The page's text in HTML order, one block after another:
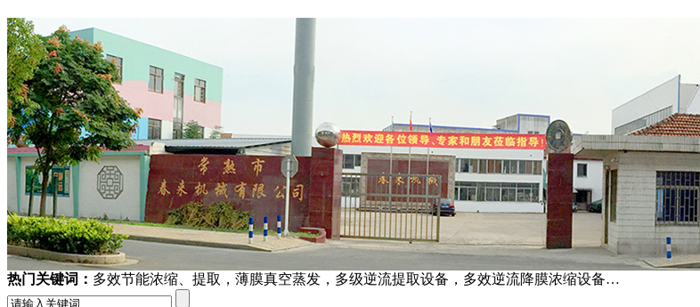
热门关键词： 多效节能浓缩、提取，薄膜真空蒸发，多级逆流提取设备，多效逆流降膜浓缩设备…